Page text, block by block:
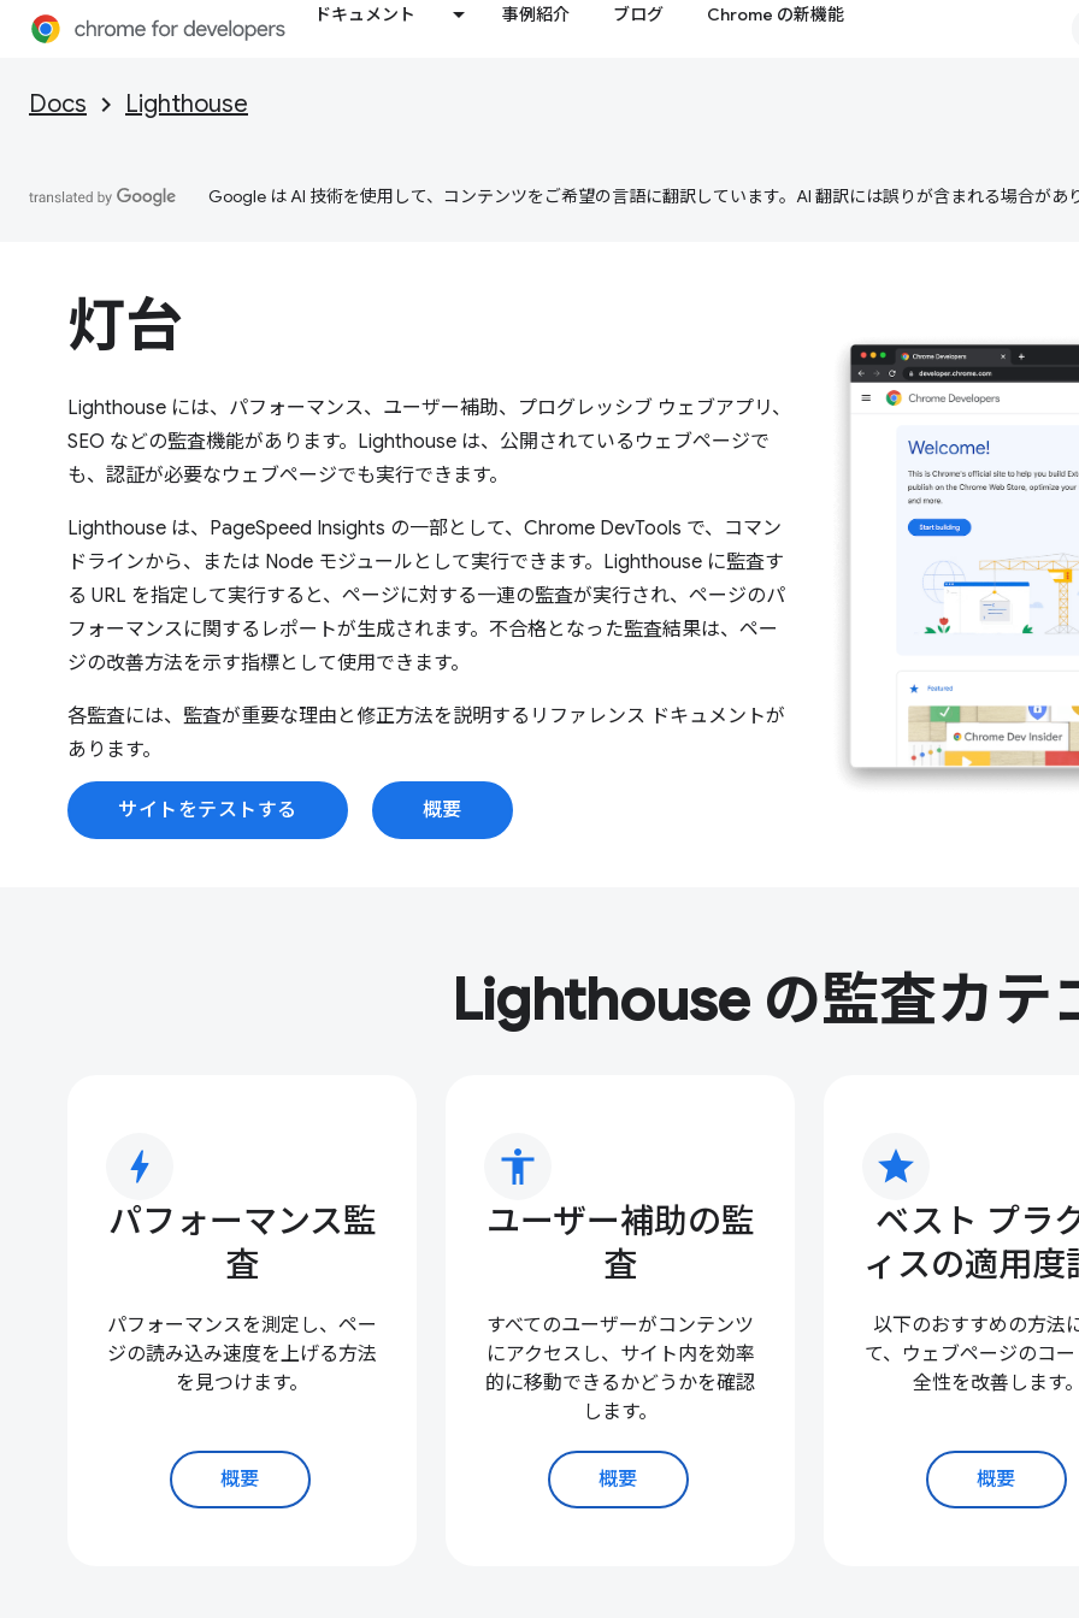
ドキュメント 事例紹介 ブログ Chrome の新機能
Docs Lighthouse
Google は AI 技術を使用して、コンテンツをご希望の言語に翻訳しています。AI 翻訳には誤りが含まれる場合があ
灯台
Lighthouse には、パフォーマンス、ユーザー補助、プログレッシブ ウェブアプリ、
SEO などの監査機能があります。Lighthouse は、公開されているウェブページで
も、認証が必要なウェブページでも実行できます。
Lighthouse は、PageSpeed Insights の一部として、Chrome DevTools で、コマン
ドラインから、または Node モジュールとして実行できます。Lighthouse に監査す
る URL を指定して実行すると、ページに対する一連の監査が実行され、ページのパ
フォーマンスに関するレポートが生成されます。不合格となった監査結果は、ペー
ジの改善方法を示す指標として使用できます。
各監査には、監査が重要な理由と修正方法を説明するリファレンス ドキュメントが
あります。
サイトをテストする 概要
Lighthouse の監査カテ
bolt
パフォーマンス監
査
パフォーマンスを測定し、ペー
ジの読み込み速度を上げる方法
を見つけます。
概要
accessibility
ユーザー補助の監
査
すべてのユーザーがコンテンツ
にアクセスし、サイト内を効率
的に移動できるかどうかを確認
します。
概要
star
ベスト プラ
ィスの適用度
以下のおすすめの方法
て、ウェブページのコ
全性を改善します
概要